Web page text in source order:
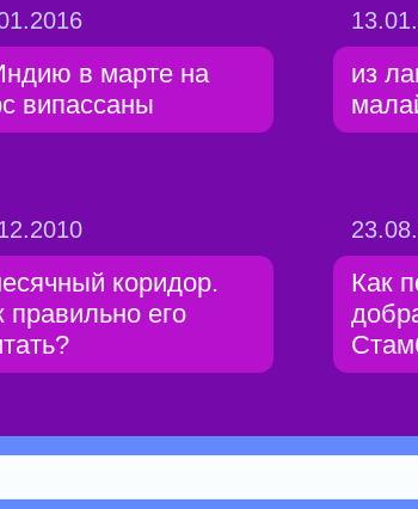
в марте на
випассаны
из
коридор.
правильно его
Как